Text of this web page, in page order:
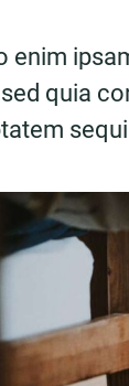
enim
quia